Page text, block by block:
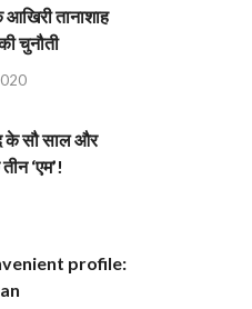
आखिरी तानाशाह
चुनौती
के सौ साल और
‘एम’!
profile: